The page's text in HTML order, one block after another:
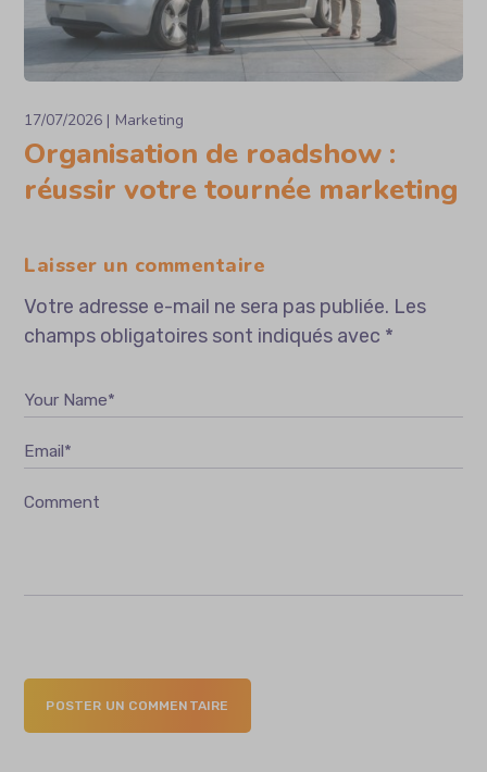
17/07/2026 Marketing
Organisation de roadshow :
réussir votre tournée marketing
Laisser un commentaire
Votre adresse e-mail ne sera pas publiée. Les
champs obligatoires sont indiqués avec *
Your Name*
Email*
Comment
POSTER UN COMMENTAIRE